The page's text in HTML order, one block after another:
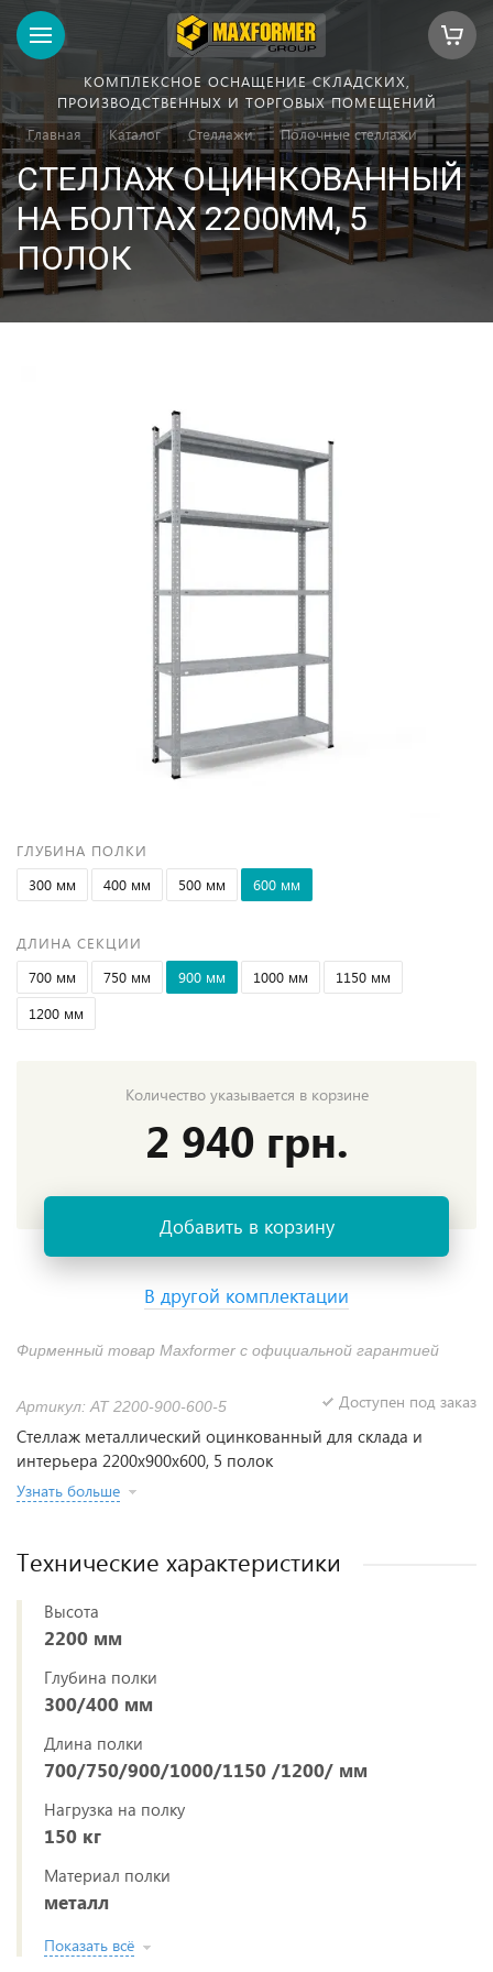
КОМПЛЕКСНОЕ ОСНАЩЕНИЕ СКЛАДСКИХ,
ПРОИЗВОДСТВЕННЫХ И ТОРГОВЫХ ПОМЕЩЕНИЙ
Главная
Каталог Стеллажи Полочные стеллажи
СТЕЛЛАЖ ОЦИНКОВАННЫЙ
НА БОЛТАХ 2200ММ, 5
ПОЛОК
Артикул: АТ 2200-900-600-5 Доступен под заказ
Стеллаж металлический оцинкованный для склада и
интерьера 2200х900х600, 5 полок
Узнать больше
ГЛУБИНА ПОЛКИ
300 мм
400 мм 500 мм 600 мм
ДЛИНА СЕКЦИИ
700 мм
750 мм 900 мм 1000 мм
1150 мм
1200 мм
Количество указывается в корзине
2 940 грн.
Добавить в корзину
В другой комплектации
Фирменный товар Maxformer с официальной гарантией
Технические характеристики
Высота
2200 мм
Глубина полки
300/400 мм
Длина полки
700/750/900/1000/1150 /1200/ мм
Нагрузка на полку
150 кг
Материал полки
металл
Показать всё